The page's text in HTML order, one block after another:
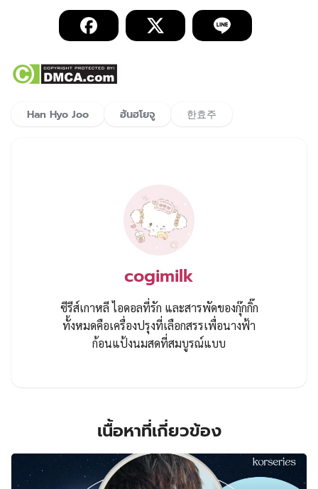
Han Hyo Joo ฮันฮโยจู 한효주
cogimilk
ซีรีส์เกาหลี ไอดอลที่รัก และสารพัดของกุ๊กกิ๊ก
ทั้งหมดคือเครื่องปรุงที่เลือกสรรเพื่อนางฟ้า
ก้อนแป้งนมสดที่สมบูรณ์แบบ
เนื้อหาที่เกี่ยวข้อง